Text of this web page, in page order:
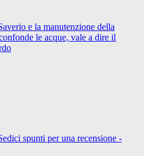
e la manutenzione della
le acque, vale a dire il
spunti per una recensione -